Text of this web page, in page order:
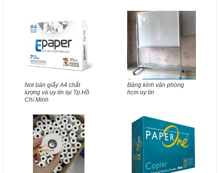
Nơi bán giấy A4 chất
lượng và uy tín tại Tp.Hồ
Chí Minh
Bảng kính văn phòng
hcm uy tín